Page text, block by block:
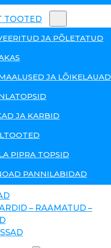
TOOTED
JA PÕLETATUD
JA LÕIKELAUAD
JA KARBID
PIPRA TOPSID
PANNILABIDAD
– RAAMATUD –